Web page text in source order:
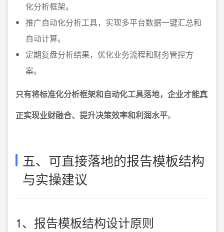
化分析框架。
推广自动化分析工具，实现多平台数据一键汇总和
自动计算。
定期复盘分析结果，优化业务流程和财务管控方
案。
只有将标准化分析框架和自动化工具落地，企业才能真
正实现业财融合、提升决策效率和利润水平。
五、可直接落地的报告模板结构
与实操建议
1、报告模板结构设计原则